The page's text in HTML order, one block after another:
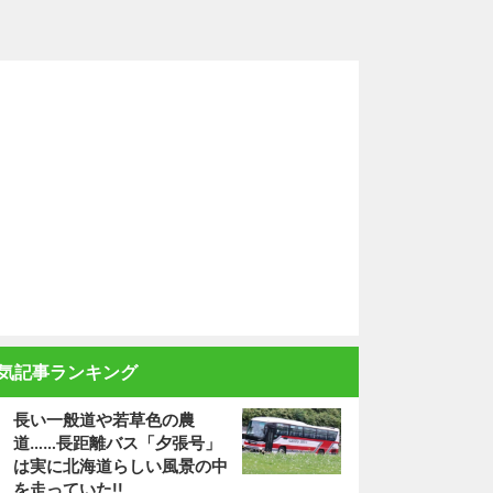
記事ランキング
長い一般道や若草色の農
道……長距離バス「夕張号」
は実に北海道らしい風景の中